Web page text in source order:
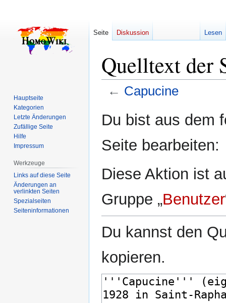
Quelltext der
← Capucine
Navigation
Suche
Du bist aus dem
Seite bearbeiten:
Diese Aktion ist
Gruppe „Benutzer
Du kannst den
kopieren.
Seite Diskussion Lesen
Hauptseite
Kategorien
Letzte Änderungen
Zufällige Seite
Hilfe
Impressum
Werkzeuge
Links auf diese Seite
Änderungen an
verlinkten Seiten
Spezialseiten
Seiten­­informationen